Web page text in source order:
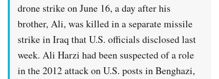
drone strike on June 16, a day after his
brother, Ali, was killed in a separate missile
strike in Iraq that U.S. officials disclosed last
week. Ali Harzi had been suspected of a role
in the 2012 attack on U.S. posts in Benghazi,